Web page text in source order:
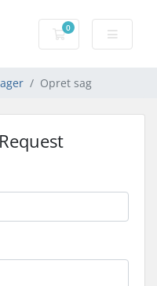
0
Bestillingskurv
Opret sag